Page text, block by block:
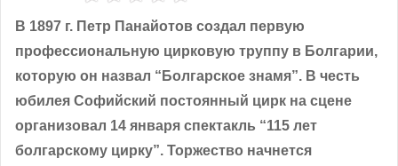
В 1897 г. Петр Панайотов создал первую
профессиональную цирковую труппу в Болгарии,
которую он назвал “Болгарское знамя”. В честь
юбилея Софийский постоянный цирк на сцене
организовал 14 января спектакль “115 лет
болгарскому цирку”. Торжество начнется